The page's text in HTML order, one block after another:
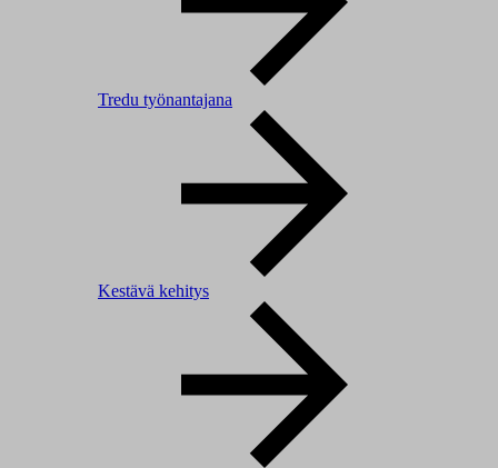
Tredu työnantajana
Kestävä kehitys